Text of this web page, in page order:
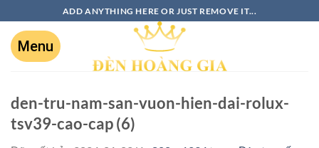
ADD ANYTHING HERE OR JUST REMOVE IT...
den-tru-nam-san-vuon-hien-dai-rolux-
tsv39-cao-cap (6)